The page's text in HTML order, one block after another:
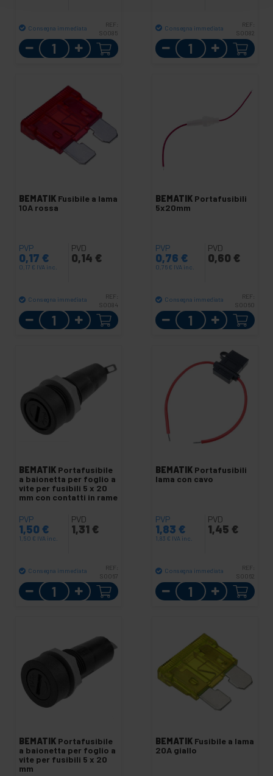
Consegna immediata
REF:
SO085
Quantità
Consegna immediata
REF:
SO082
Quantità
BEMATIK Fusibile a lama
10A rossa
PVP
0,17 €
0,17 € IVA inc.
PVD
0,14 €
Consegna immediata
REF:
SO084
Quantità
BEMATIK Portafusibili
5x20mm
PVP
0,76 €
0,76 € IVA inc.
PVD
0,60 €
Consegna immediata
REF:
SO060
Quantità
BEMATIK Portafusibile
a baionetta per foglio a
vite per fusibili 5 x 20
mm con contatti in rame
PVP
1,50 €
1,50 € IVA inc.
PVD
1,31 €
Consegna immediata
REF:
SO067
Quantità
BEMATIK Portafusibili
lama con cavo
PVP
1,83 €
1,83 € IVA inc.
PVD
1,45 €
Consegna immediata
REF:
SO062
Quantità
BEMATIK Portafusibile
a baionetta per foglio a
vite per fusibili 5 x 20
mm
BEMATIK Fusibile a lama
20A giallo